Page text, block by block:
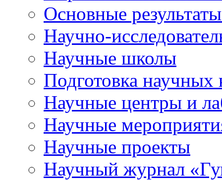
Основные
Научно-
Научные школы
Подготовка научных
Научные центры и
Научные
Научные проекты
Научный журнал «